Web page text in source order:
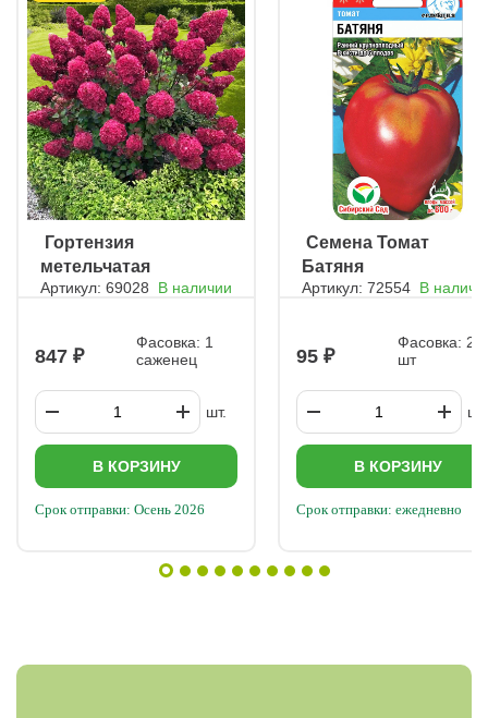
ㅤ Гортензия
метельчатая
Самарская Лидия
Артикул: 69028 В наличии
847
Фасовка: 1
саженец
шт.
В КОРЗИНУ
Срок отправки: Осень 2026
ㅤ Семена Томат
Батяня
Артикул: 72554 В
95
Фасовка: 20
шт
шт.
В КОРЗИНУ
Срок отправки: ежедневно